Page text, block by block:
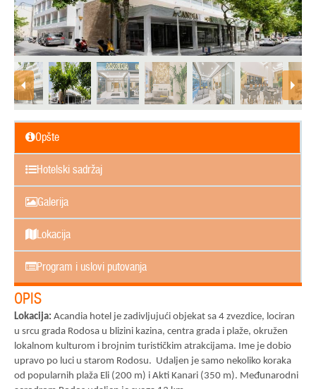
Opšte
Hotelski sadržaj
Galerija
Lokacija
Program i uslovi putovanja
OPIS
Lokacija: Acandia hotel je zadivljujući objekat sa 4 zvezdice, lociran
u srcu grada Rodosa u blizini kazina, centra grada i plaže, okružen
lokalnom kulturom i brojnim turističkim atrakcijama. Ime je dobio
upravo po luci u starom Rodosu. Udaljen je samo nekoliko koraka
od popularnih plaža Eli (200 m) i Akti Kanari (350 m). Međunarodni